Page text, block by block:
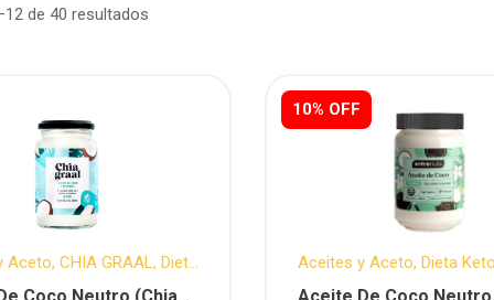
de 40 resultados
Aceto, CHIA GRAAL , Dieta
Coco Neutro (Chia
10% OFF
Aceites y Aceto, Dieta Keto
ENTRENUTS,Sin T.A.C.C.
Aceite De Coco Neutro